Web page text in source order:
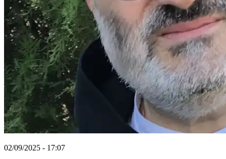
02/09/2025 - 17:07